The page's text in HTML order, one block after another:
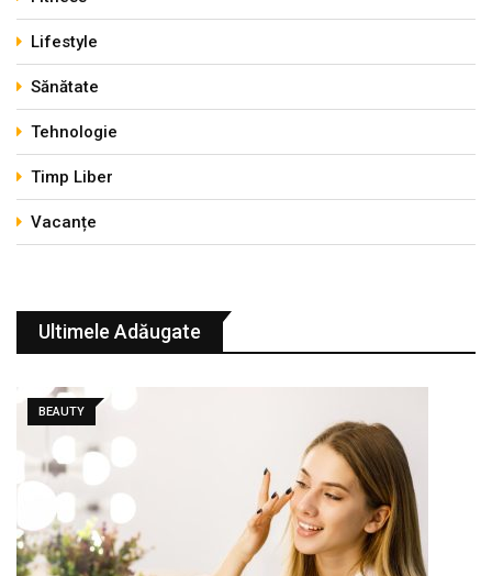
Lifestyle
Sănătate
Tehnologie
Timp Liber
Vacanțe
Ultimele Adăugate
BEAUTY